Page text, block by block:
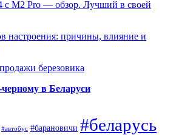
с M2 Pro — обзор. Лучший в своей
настроения: причины, влияние и
березовика
в Беларуси
#автобус #барановичи #беларусь